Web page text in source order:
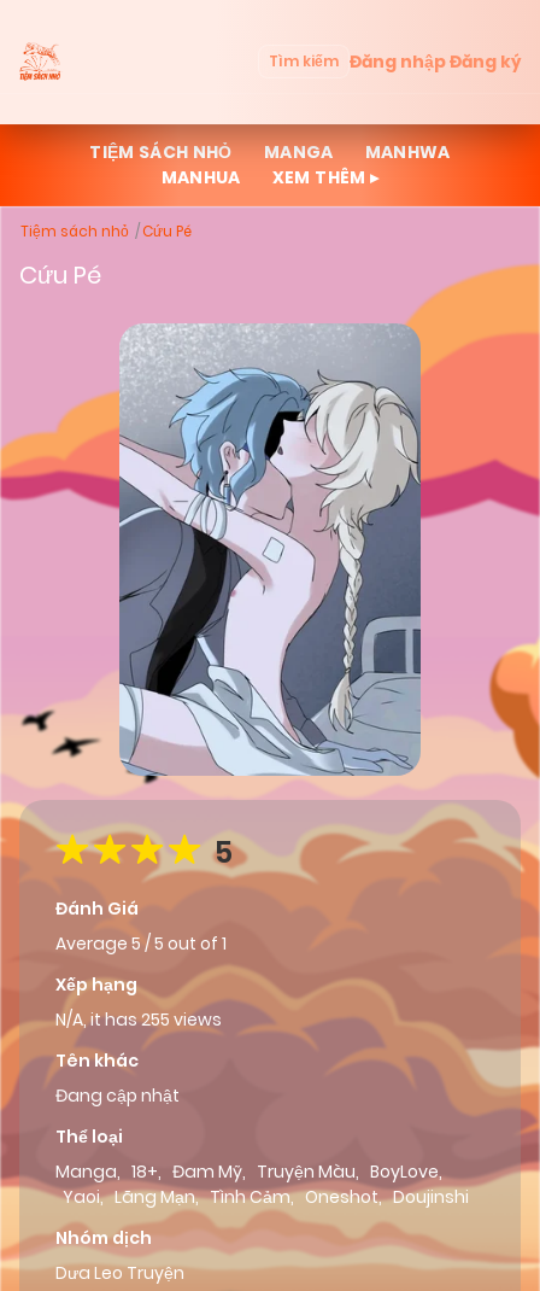
Tìm kiếm Đăng nhậpĐăng ký
TIỆM SÁCH NHỎ MANGA
MANHWA
MANHUA
XEM THÊM ▸
Tiệm sách nhỏ Cứu Pé
Cứu Pé
5
Đánh Giá
Average 5 /5 out of 1
Xếp hạng
N/A, it has 255 views
Tên khác
Đang cập nhật
Thể loại
Manga, 18+, Đam Mỹ, Truyện Màu, BoyLove,
Yaoi, Lãng Mạn, Tình Cảm, Oneshot, Doujinshi
Nhóm dịch
Dưa Leo Truyện